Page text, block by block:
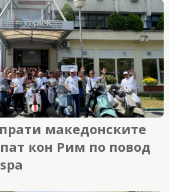
македонските
кон Рим по повод